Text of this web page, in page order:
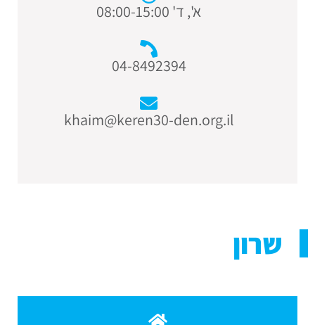
א', ד' 08:00-15:00
04-8492394
khaim@keren30-den.org.il
שרון